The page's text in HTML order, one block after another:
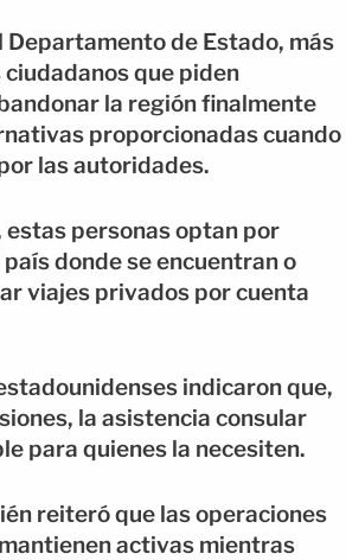
Departamento de Estado, más
que piden
la región finalmente
proporcionadas cuando
las autoridades.
estas personas optan por
donde se encuentran o
viajes privados por cuenta
indicaron que,
la asistencia consular
para quienes la necesiten.
reiteró que las operaciones
activas mientras